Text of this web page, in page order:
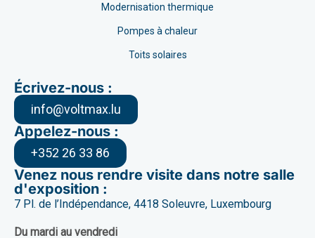
Modernisation thermique
Pompes à chaleur
Toits solaires
Écrivez-nous :
info@voltmax.lu
Appelez-nous :
+352 26 33 86
Venez nous rendre visite dans notre salle
d'exposition :
7 Pl. de l’Indépendance, 4418 Soleuvre, Luxembourg
Du mardi au vendredi